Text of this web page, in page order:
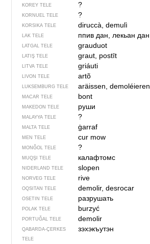
KOREY TELE ?
KORNUEL TELE ?
KORSIKA TELE diruccà, demulì
LAK TELE ппив дан, лекьан дан
LATGAL TELE grauduot
LATIŞ TELE graut, postīt
LITVA TELE griáuti
LIVON TELE artõ
LUKSEMBURG TELE aräissen, demoléieren
MACAR TELE bont
MAKEDON TELE руши
MALAYYA TELE ?
MALTA TELE ġarraf
MEN TELE cur mow
MONĞOL TELE ?
MUQŞI TELE калафтомс
NIDERLAND TELE slopen
NORVEG TELE rive
OQSITAN TELE demolir, desrocar
OSETIN TELE разрушать
POLAK TELE burzyć
PORTUĞAL TELE demolir
QABARDA-ÇERKES
TELE
зэхэкъутэн